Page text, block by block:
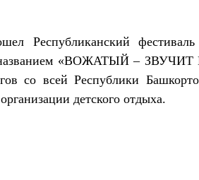
Республиканский
названием «ВОЖАТЫЙ –
со всей Республики
детского отдыха.